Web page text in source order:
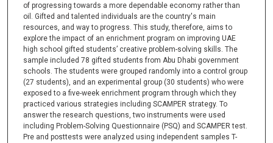
of progressing towards a more dependable economy rather than
oil. Gifted and talented individuals are the country's main
resources, and way to progress. This study, therefore, aims to
explore the impact of an enrichment program on improving UAE
high school gifted students’ creative problem-solving skills. The
sample included 78 gifted students from Abu Dhabi government
schools. The students were grouped randomly into a control group
(27 students), and an experimental group (30 students) who were
exposed to a five-week enrichment program through which they
practiced various strategies including SCAMPER strategy. To
answer the research questions, two instruments were used
including Problem-Solving Questionnaire (PSQ) and SCAMPER test.
Pre and posttests were analyzed using independent samples T-